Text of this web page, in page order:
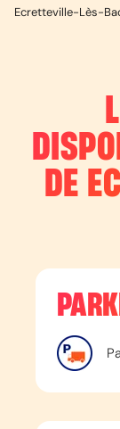
Ecretteville-Lès-
DE